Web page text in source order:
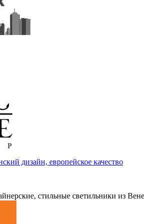
дизайн, европейское качество
стильные светильники из